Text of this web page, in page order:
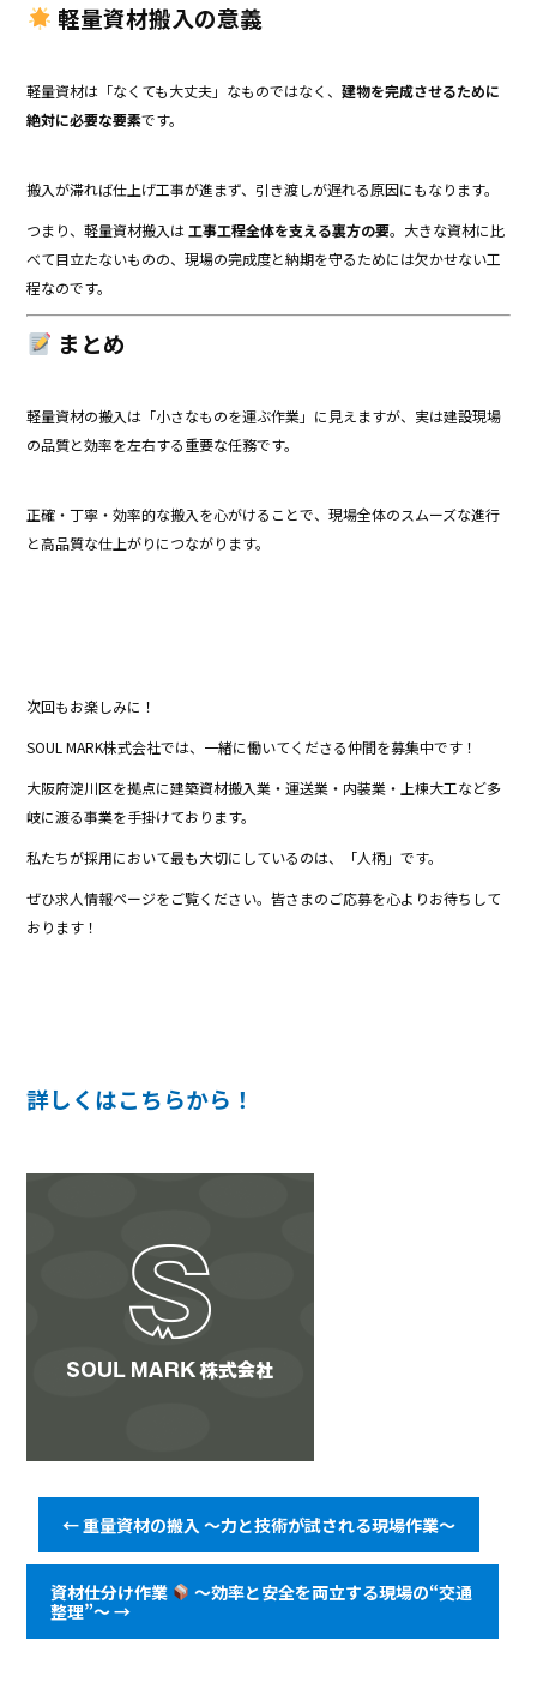
軽量資材搬入の意義
軽量資材は「なくても大丈夫」なものではなく、建物を完成させるために
絶対に必要な要素です。
搬入が滞れば仕上げ工事が進まず、引き渡しが遅れる原因にもなります。
つまり、軽量資材搬入は 工事工程全体を支える裏方の要。大きな資材に比
べて目立たないものの、現場の完成度と納期を守るためには欠かせない工
程なのです。
まとめ
軽量資材の搬入は「小さなものを運ぶ作業」に見えますが、実は建設現場
の品質と効率を左右する重要な任務です。
正確・丁寧・効率的な搬入を心がけることで、現場全体のスムーズな進行
と高品質な仕上がりにつながります。
次回もお楽しみに！
SOUL MARK株式会社では、一緒に働いてくださる仲間を募集中です！
大阪府淀川区を拠点に建築資材搬入業・運送業・内装業・上棟大工など多
岐に渡る事業を手掛けております。
私たちが採用において最も大切にしているのは、「人柄」です。
ぜひ求人情報ページをご覧ください。皆さまのご応募を心よりお待ちして
おります！
詳しくはこちらから！
←重量資材の搬入 ～力と技術が試される現場作業～
資材仕分け作業
～効率と安全を両立する現場の“交通
整理”～→